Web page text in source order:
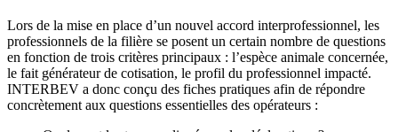
Lors de la mise en place d’un nouvel accord interprofessionnel, les
professionnels de la filière se posent un certain nombre de questions
en fonction de trois critères principaux : l’espèce animale concernée,
le fait générateur de cotisation, le profil du professionnel impacté.
INTERBEV a donc conçu des fiches pratiques afin de répondre
concrètement aux questions essentielles des opérateurs :